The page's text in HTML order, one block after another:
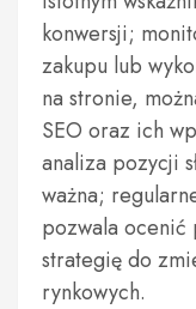
konwersji;
zakupu lub
na stronie,
SEO oraz ich
analiza pozycji
ważna;
pozwala ocenić
strategię do
rynkowych.